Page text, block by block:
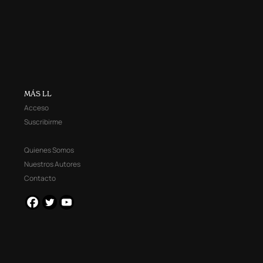
MÁS LL
Acceso
Suscribirme
Quienes Somos
Nuestros Autores
Contacto